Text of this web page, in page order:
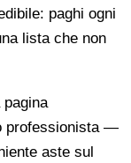
paghi ogni
lista che non
pagina
professionista —
aste sul